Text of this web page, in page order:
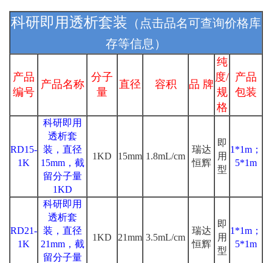
科研即用透析套装 （点击品名可查询价格库
存等信息）
产品
编号
产品名称
分子
量
直径 容积 品 牌
纯
度/
规
格
产品
包装
RD15-
1K
科研即用
透析套
装，直径
15mm，截
留分子量
1KD
1KD 15mm 1.8mL/cm
瑞达
恒辉
即
用
型
1*1m；
5*1m
RD21-
1K
科研即用
透析套
装，直径
21mm，截
留分子量
1KD 21mm 3.5mL/cm
瑞达
恒辉
即
用
型
1*1m；
5*1m